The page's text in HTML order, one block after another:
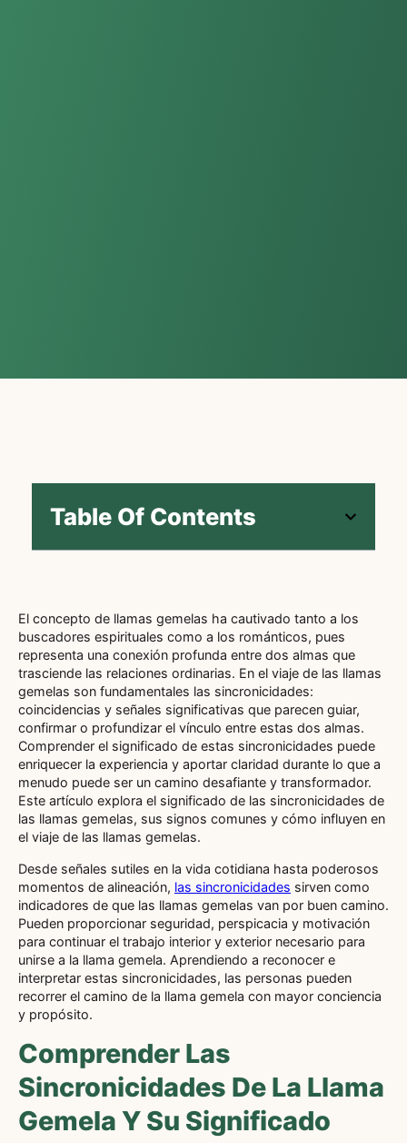
Table Of Contents
El concepto de llamas gemelas ha cautivado tanto a los
buscadores espirituales como a los románticos, pues
representa una conexión profunda entre dos almas que
trasciende las relaciones ordinarias. En el viaje de las llamas
gemelas son fundamentales las sincronicidades:
coincidencias y señales significativas que parecen guiar,
confirmar o profundizar el vínculo entre estas dos almas.
Comprender el significado de estas sincronicidades puede
enriquecer la experiencia y aportar claridad durante lo que a
menudo puede ser un camino desafiante y transformador.
Este artículo explora el significado de las sincronicidades de
las llamas gemelas, sus signos comunes y cómo influyen en
el viaje de las llamas gemelas.
Desde señales sutiles en la vida cotidiana hasta poderosos
momentos de alineación, las sincronicidades sirven como
indicadores de que las llamas gemelas van por buen camino.
Pueden proporcionar seguridad, perspicacia y motivación
para continuar el trabajo interior y exterior necesario para
unirse a la llama gemela. Aprendiendo a reconocer e
interpretar estas sincronicidades, las personas pueden
recorrer el camino de la llama gemela con mayor conciencia
y propósito.
Comprender Las
Sincronicidades De La Llama
Gemela Y Su Significado